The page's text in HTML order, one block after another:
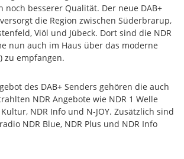
noch besserer Qualität. Der neue DAB+
die Region zwischen Süderbrarup,
Viöl und Jübeck. Dort sind die NDR
nun auch im Haus über das moderne
zu empfangen.
des DAB+ Senders gehören die auch
NDR Angebote wie NDR 1 Welle
Kultur, NDR Info und N-JOY. Zusätzlich sind
NDR Blue, NDR Plus und NDR Info